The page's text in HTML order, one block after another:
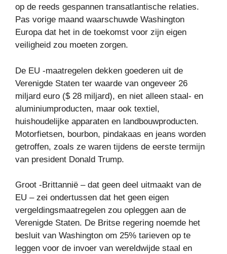
op de reeds gespannen transatlantische relaties.
Pas vorige maand waarschuwde Washington
Europa dat het in de toekomst voor zijn eigen
veiligheid zou moeten zorgen.
De EU -maatregelen dekken goederen uit de
Verenigde Staten ter waarde van ongeveer 26
miljard euro ($ 28 miljard), en niet alleen staal- en
aluminiumproducten, maar ook textiel,
huishoudelijke apparaten en landbouwproducten.
Motorfietsen, bourbon, pindakaas en jeans worden
getroffen, zoals ze waren tijdens de eerste termijn
van president Donald Trump.
Groot -Brittannië – dat geen deel uitmaakt van de
EU – zei ondertussen dat het geen eigen
vergeldingsmaatregelen zou opleggen aan de
Verenigde Staten. De Britse regering noemde het
besluit van Washington om 25% tarieven op te
leggen voor de invoer van wereldwijde staal en